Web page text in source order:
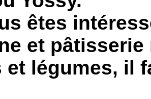
êtes
et pâtisserie
et légumes, il